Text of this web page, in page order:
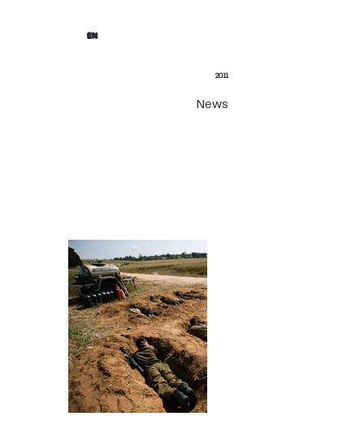
EN
2011
News